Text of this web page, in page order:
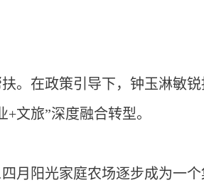
。在政策引导下，钟玉淋敏
文旅”深度融合转型。
月阳光家庭农场逐步成为一个